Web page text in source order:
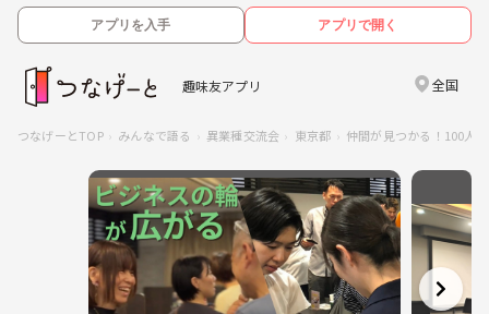
アプリを入手 アプリで開く
趣味友アプリ 全国
つなげーとTOP みんなで語る 異業種交流会 東京都 仲間が見つかる！100人